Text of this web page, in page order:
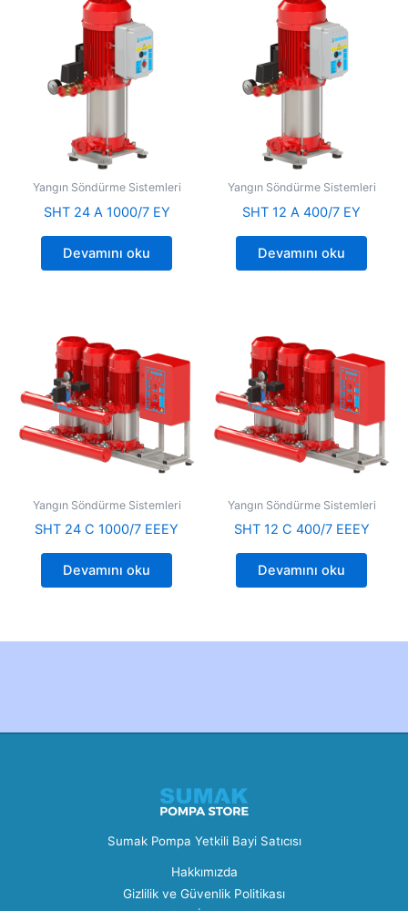
Yangın Söndürme Sistemleri
SHT 24 A 1000/7 EY
Devamını oku
Yangın Söndürme Sistemleri
SHT 12 A 400/7 EY
Devamını oku
Yangın Söndürme Sistemleri
SHT 24 C 1000/7 EEEY
Devamını oku
Yangın Söndürme Sistemleri
SHT 12 C 400/7 EEEY
Devamını oku
Sumak Pompa Yetkili Bayi Satıcısı
Hakkımızda
Gizlilik ve Güvenlik Politikası